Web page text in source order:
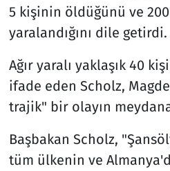
5 kişinin öldüğünü ve
yaralandığını dile getirdi.
Ağır yaralı yaklaşık 40
ifade eden Scholz,
trajik" bir olayın
Başbakan Scholz,
tüm ülkenin ve